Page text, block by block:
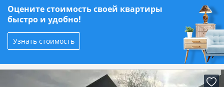
Оцените стоимость своей квартиры
быстро и удобно!
Узнать стоимость